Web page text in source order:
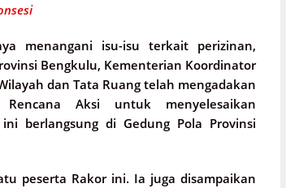
menangani isu-isu terkait perizinan,
Bengkulu, Kementerian Koordinator
dan Tata Ruang telah mengadakan
Aksi untuk menyelesaikan
berlangsung di Gedung Pola Provinsi
peserta Rakor ini. Ia juga disampaikan